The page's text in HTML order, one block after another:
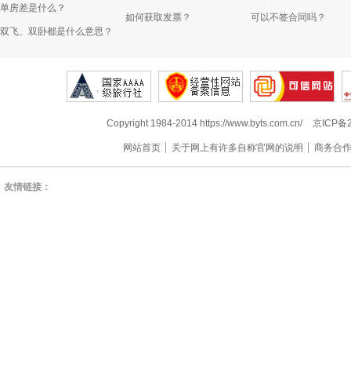
单房差是什么？
双飞、双卧都是什么意思？
如何获取发票？ 可以不签合同吗？
Copyright 1984-2014 https://www.byts.com.cn/ 京ICP备
网站首页 关于网上有许多自称官网的说明 商务合
友情链接：